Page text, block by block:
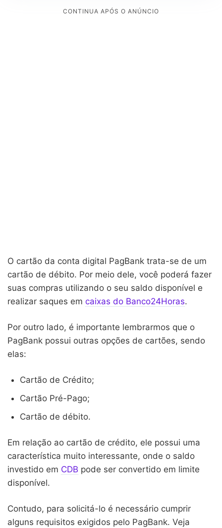
O cartão da conta digital PagBank trata-se de um
cartão de débito. Por meio dele, você poderá fazer
suas compras utilizando o seu saldo disponível e
realizar saques em caixas do Banco24Horas.
Por outro lado, é importante lembrarmos que o
PagBank possui outras opções de cartões, sendo
elas:
Cartão de Crédito;
Cartão Pré-Pago;
Cartão de débito.
Em relação ao cartão de crédito, ele possui uma
característica muito interessante, onde o saldo
investido em CDB pode ser convertido em limite
disponível.
Contudo, para solicitá-lo é necessário cumprir
alguns requisitos exigidos pelo PagBank. Veja